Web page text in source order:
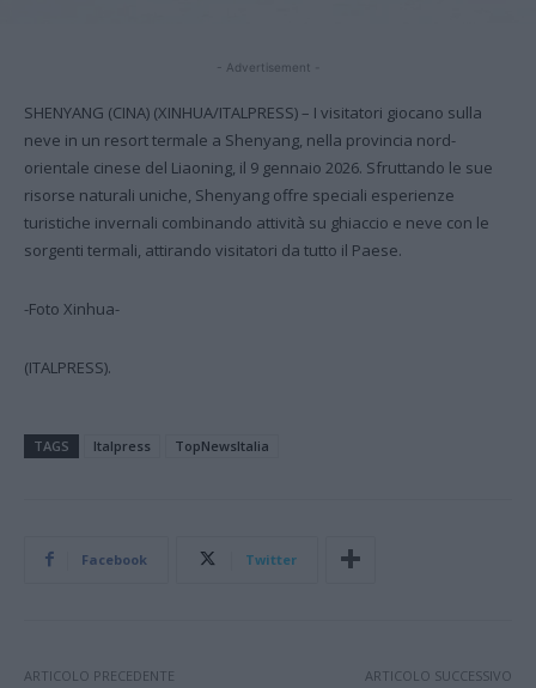
- Advertisement -
SHENYANG (CINA) (XINHUA/ITALPRESS) – I visitatori giocano sulla
neve in un resort termale a Shenyang, nella provincia nord-
orientale cinese del Liaoning, il 9 gennaio 2026. Sfruttando le sue
risorse naturali uniche, Shenyang offre speciali esperienze
turistiche invernali combinando attività su ghiaccio e neve con le
sorgenti termali, attirando visitatori da tutto il Paese.
-Foto Xinhua-
(ITALPRESS).
TAGS Italpress TopNewsItalia
Facebook Twitter
ARTICOLO PRECEDENTE
ARTICOLO SUCCESSIVO